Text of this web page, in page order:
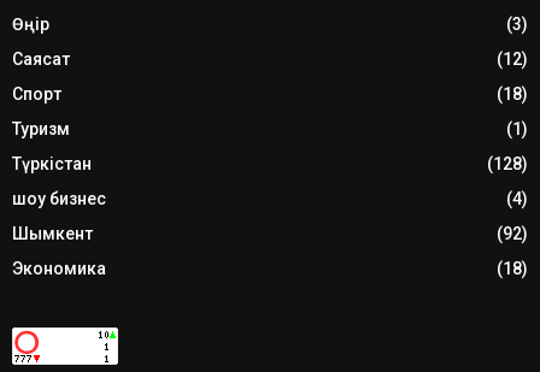
Өңір
(3)
Саясат
(12)
Спорт
(18)
Туризм
(1)
Түркістан
(128)
шоу бизнес
(4)
Шымкент
(92)
Экономика
(18)